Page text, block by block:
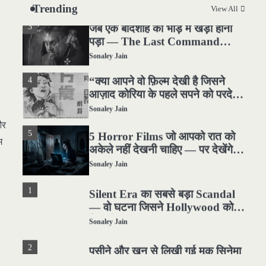
Trending View All
3
जब एक बादशाह को भीड़ में खड़ा होना
पड़ा — The Last Command
(1928) Review
Sonaley Jain
4
“क्या आपने वो फ़िल्म देखी है जिसने
आज़ाद कोरिया के पहले सपने को परदे
पर उतारा? — Viva Freedom!
Sonaley Jain
5
5 Horror Films जो आपको रात को
अकेले नहीं देखनी चाहिए — पर देखेंगे
ज़रूर
Sonaley Jain
1
Silent Era का सबसे बड़ा Scandal
— वो घटना जिसने Hollywood को
हिला दिया
Sonaley Jain
2
पसीने और खून से लिखी गई मूक सिनेमा